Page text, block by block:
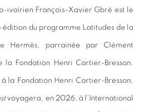
ivoirien François-Xavier Gbré est le
édition du programme Latitudes de la
Hermès, parrainée par Clément
Fondation Henri Cartier-Bresson.
la Fondation Henri Cartier-Bresson,
voyagera, en 2026, à l’International